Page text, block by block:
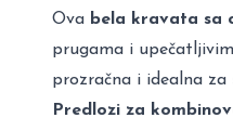
Ova bela kravata sa
prugama i
prozračna i idealna za
Predlozi za